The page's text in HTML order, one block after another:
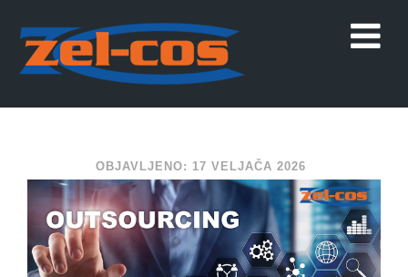
OBJAVLJENO: 17 VELJAČA 2026